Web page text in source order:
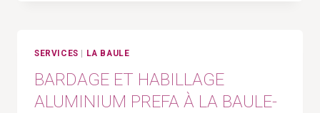
LA
ESCOUBLAC
SERVICES LA BAULE
BARDAGE ET HABILLAGE
ALUMINIUM PREFA À LA BAULE-